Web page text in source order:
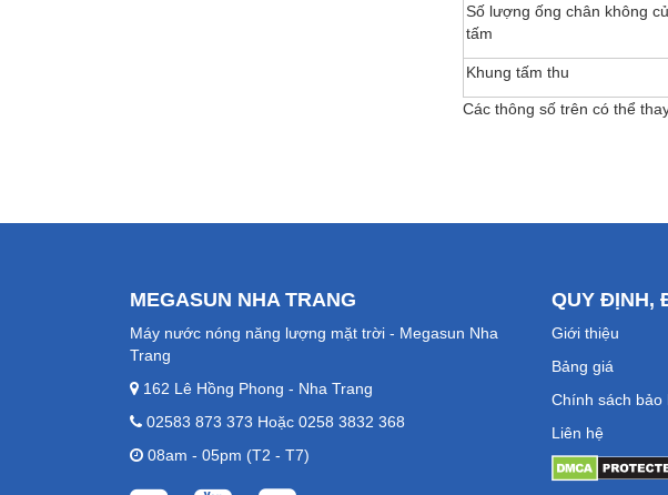
Số lượng ống chân không
tấm
Khung tấm thu
Các thông số trên có thể
MEGASUN NHA TRANG
Máy nước nóng năng lượng mặt trời - Megasun Nha
Trang
162 Lê Hồng Phong - Nha Trang
02583 873 373 Hoặc 0258 3832 368
08am - 05pm (T2 - T7)
QUY ĐỊNH,
Giới thiệu
Bảng giá
Chính sách bảo
Liên hệ